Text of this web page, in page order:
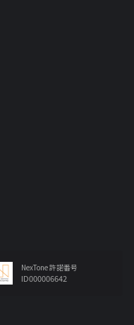
NexTone 許諾番号
ID000006642